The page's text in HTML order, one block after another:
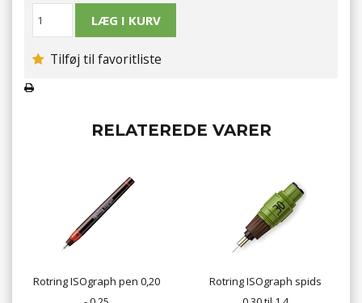
Tilføj til favoritliste
RELATEREDE VARER
Rotring ISOgraph pen 0,20
Rotring ISOgraph spids